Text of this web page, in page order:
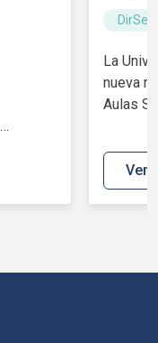
DirSer
La
nueva
Aulas
Ver